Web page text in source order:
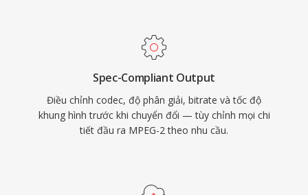
Spec-Compliant Output
Điều chỉnh codec, độ phân giải, bitrate và tốc độ
khung hình trước khi chuyển đổi — tùy chỉnh mọi chi
tiết đầu ra MPEG-2 theo nhu cầu.